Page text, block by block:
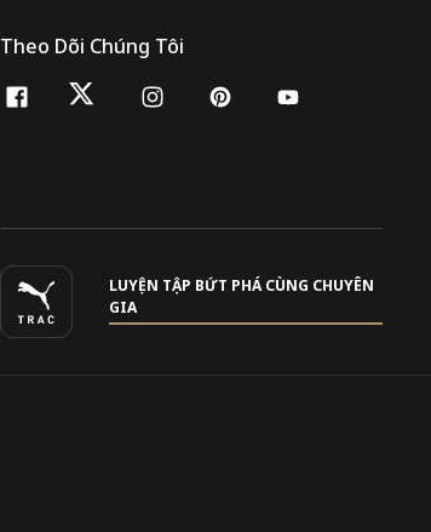
Theo Dõi Chúng Tôi
facebook
twitterinstagram
pinterestyoutube
LUYỆN TẬP BỨT PHÁ CÙNG CHUYÊN
GIA